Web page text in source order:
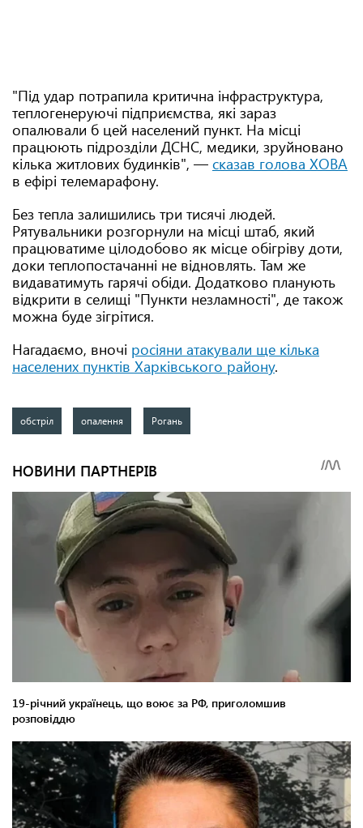
"Під удар потрапила критична інфраструктура,
теплогенеруючі підприємства, які зараз
опалювали б цей населений пункт. На місці
працюють підрозділи ДСНС, медики, зруйновано
кілька житлових будинків", — сказав голова ХОВА
в ефірі телемарафону.
Без тепла залишились три тисячі людей.
Рятувальники розгорнули на місці штаб, який
працюватиме цілодобово як місце обігріву доти,
доки теплопостачанні не відновлять. Там же
видаватимуть гарячі обіди. Додатково планують
відкрити в селищі "Пункти незламності", де також
можна буде зігрітися.
Нагадаємо, вночі росіяни атакували ще кілька
населених пунктів Харківського району.
обстріл опалення Рогань